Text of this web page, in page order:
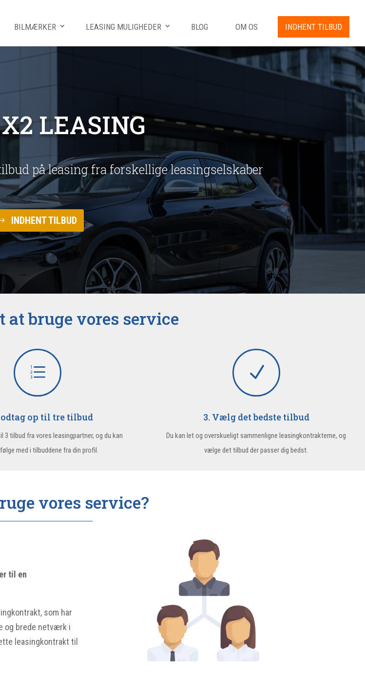
BILMÆRKER LEASING MULIGHEDER BLOG OM OS INDHENT TILBUD
LEASING
på leasing fra forskellige leasingselskaber
INDHENT TILBUD
at bruge vores service
e
op til tre tilbud
3 tilbud fra vores leasingpartner, og du kan
med i tilbuddene fra din profil.
N
3. Vælg det bedste tilbud
Du kan let og overskueligt sammenligne leasingkontrakterne, og
vælge det tilbud der passer dig bedst.
vores service?
til en
som har
og brede netværk i
leasingkontrakt til